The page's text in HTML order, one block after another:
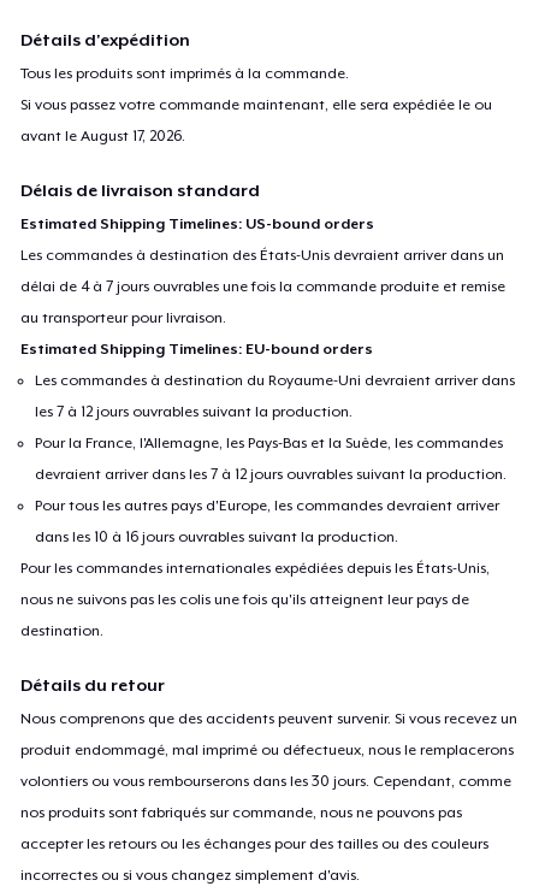
Détails d'expédition
Tous les produits sont imprimés à la commande.
Si vous passez votre commande maintenant, elle sera expédiée le ou
avant leAugust 17, 2026.
Délais de livraison standard
Estimated Shipping Timelines: US-bound orders
Les commandes à destination des États-Unis devraient arriver dans un
délai de 4 à 7 jours ouvrables une fois la commande produite et remise
au transporteur pour livraison.
Estimated Shipping Timelines: EU-bound orders
Les commandes à destination du Royaume-Uni devraient arriver dans
les 7 à 12 jours ouvrables suivant la production.
Pour la France, l'Allemagne, les Pays-Bas et la Suède, les commandes
devraient arriver dans les 7 à 12 jours ouvrables suivant la production.
Pour tous les autres pays d'Europe, les commandes devraient arriver
dans les 10 à 16 jours ouvrables suivant la production.
Pour les commandes internationales expédiées depuis les États-Unis,
nous ne suivons pas les colis une fois qu'ils atteignent leur pays de
destination.
Détails du retour
Nous comprenons que des accidents peuvent survenir. Si vous recevez un
produit endommagé, mal imprimé ou défectueux, nous le remplacerons
volontiers ou vous rembourserons dans les 30 jours. Cependant, comme
nos produits sont fabriqués sur commande, nous ne pouvons pas
accepter les retours ou les échanges pour des tailles ou des couleurs
incorrectes ou si vous changez simplement d'avis.